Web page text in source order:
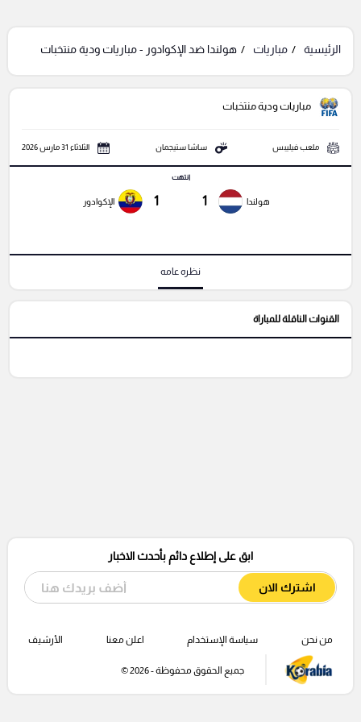
الرئيسية مباريات هولندا ضد الإكوادور - مباريات ودية منتخبات
مباريات ودية منتخبات
ملعب فيليبس ساشا ستيجمان الثلاثاء 31 مارس 2026
هولندا 1
انتهت
1 الإكوادور
نظره عامه
القنوات الناقلة للمباراة
ابق على إطلاع دائم بأحدث الاخبار
اشترك الان
من نحن سياسة الإستخدام اعلن معنا الأرشيف
جميع الحقوق محفوظة - 2026 ©